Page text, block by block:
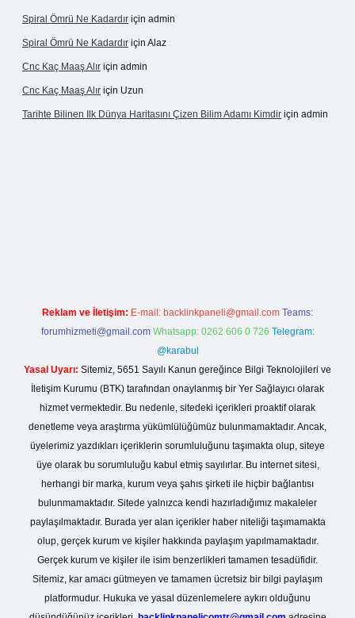
Spiral Ömrü Ne Kadardır için admin
Spiral Ömrü Ne Kadardır için Alaz
Cnc Kaç Maaş Alır için admin
Cnc Kaç Maaş Alır için Uzun
Tarihte Bilinen Ilk Dünya Haritasını Çizen Bilim Adamı Kimdir için admin
Reklam ve İletişim: E-mail: backlinkpaneli@gmail.com Teams:
forumhizmeti@gmail.com Whatsapp: 0262 606 0 726 Telegram:
@karabul
Yasal Uyarı: Sitemiz, 5651 Sayılı Kanun gereğince Bilgi Teknolojileri ve
İletişim Kurumu (BTK) tarafından onaylanmış bir Yer Sağlayıcı olarak
hizmet vermektedir. Bu nedenle, sitedeki içerikleri proaktif olarak
denetleme veya araştırma yükümlülüğümüz bulunmamaktadır. Ancak,
üyelerimiz yazdıkları içeriklerin sorumluluğunu taşımakta olup, siteye
üye olarak bu sorumluluğu kabul etmiş sayılırlar. Bu internet sitesi,
herhangi bir marka, kurum veya şahıs şirketi ile hiçbir bağlantısı
bulunmamaktadır. Sitede yalnızca kendi hazırladığımız makaleler
paylaşılmaktadır. Burada yer alan içerikler haber niteliği taşımamakta
olup, gerçek kurum ve kişiler hakkında paylaşım yapılmamaktadır.
Gerçek kurum ve kişiler ile isim benzerlikleri tamamen tesadüfidir.
Sitemiz, kar amacı gütmeyen ve tamamen ücretsiz bir bilgi paylaşım
platformudur. Hukuka ve yasal düzenlemelere aykırı olduğunu